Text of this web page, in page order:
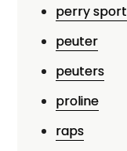
perry sport
peuter
peuters
proline
raps